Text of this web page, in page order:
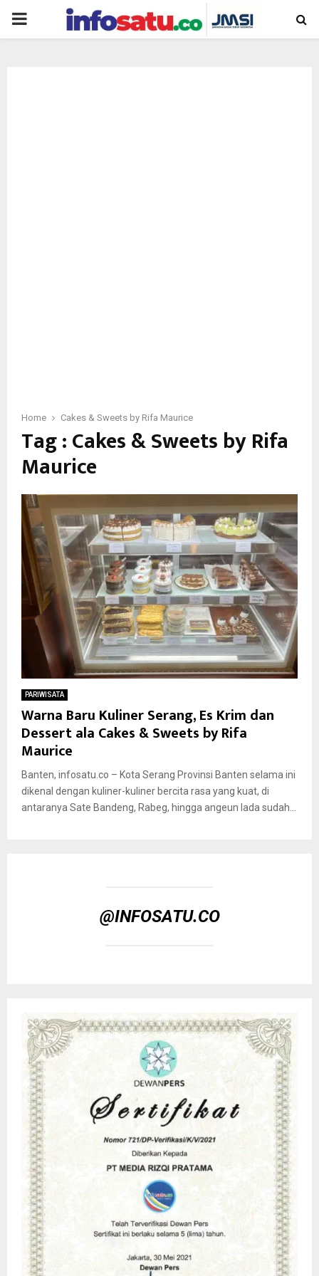
PRIMARY
Home Cakes & Sweets by Rifa Maurice
Tag : Cakes & Sweets by Rifa
Maurice
PARIWISATA
Warna Baru Kuliner Serang, Es Krim dan
Dessert ala Cakes & Sweets by Rifa
Maurice
Banten, infosatu.co – Kota Serang Provinsi Banten selama ini
dikenal dengan kuliner-kuliner bercita rasa yang kuat, di
antaranya Sate Bandeng, Rabeg, hingga angeun lada sudah...
@INFOSATU.CO